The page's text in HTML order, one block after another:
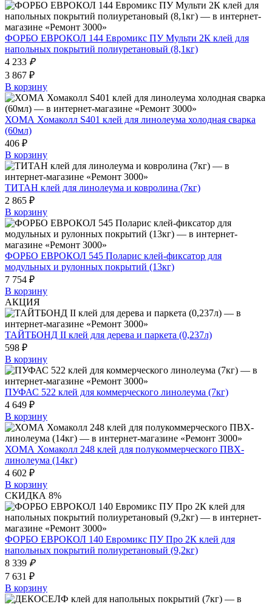
ФОРБО ЕВРОКОЛ 144 Евромикс ПУ Мульти 2К клей для
напольных покрытий полиуретановый (8,1кг)
4 233 ₽
3 867 ₽
В корзину
ХОМА Хомаколл S401 клей для линолеума холодная сварка
(60мл)
406 ₽
В корзину
ТИТАН клей для линолеума и ковролина (7кг)
2 865 ₽
В корзину
ФОРБО ЕВРОКОЛ 545 Поларис клей-фиксатор для
модульных и рулонных покрытий (13кг)
7 754 ₽
В корзину
АКЦИЯ
ТАЙТБОНД II клей для дерева и паркета (0,237л)
598 ₽
В корзину
ПУФАС 522 клей для коммерческого линолеума (7кг)
4 649 ₽
В корзину
ХОМА Хомаколл 248 клей для полукоммерческого ПВХ-
линолеума (14кг)
4 602 ₽
В корзину
СКИДКА 8%
ФОРБО ЕВРОКОЛ 140 Евромикс ПУ Про 2К клей для
напольных покрытий полиуретановый (9,2кг)
8 339 ₽
7 631 ₽
В корзину